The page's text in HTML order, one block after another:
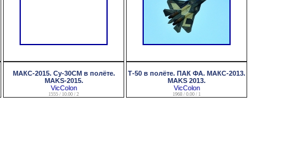
МАКС-2015. Су-30СМ в полёте.
MAKS-2015.
VicColon
1555 / 10.00 / 2
Т-50 в полёте. ПАК ФА. МАКС-2013.
MAKS 2013.
VicColon
1968 / 0.00 / 1